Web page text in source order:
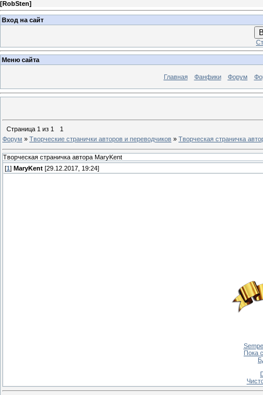
[RobSten]
Вход на сайт
Меню сайта
Главная Фанфики Форум
Страница 1 из 1
1
Форум » Творческие странички авторов и переводчиков » Творческая страничка
Творческая страничка автора MaryKent
[1 ] MaryKent [29.12.2017, 19:24]
Пока